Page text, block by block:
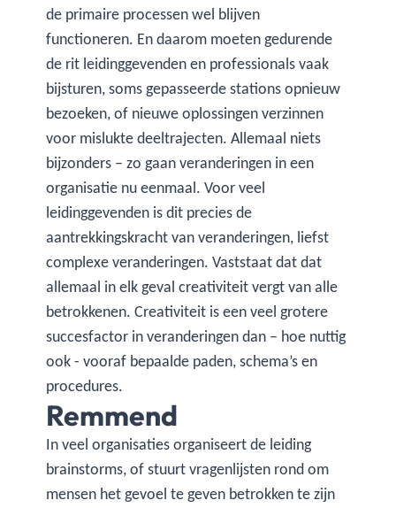
de primaire processen wel blijven
functioneren. En daarom moeten gedurende
de rit leidinggevenden en professionals vaak
bijsturen, soms gepasseerde stations opnieuw
bezoeken, of nieuwe oplossingen verzinnen
voor mislukte deeltrajecten. Allemaal niets
bijzonders – zo gaan veranderingen in een
organisatie nu eenmaal. Voor veel
leidinggevenden is dit precies de
aantrekkingskracht van veranderingen, liefst
complexe veranderingen. Vaststaat dat dat
allemaal in elk geval creativiteit vergt van alle
betrokkenen. Creativiteit is een veel grotere
succesfactor in veranderingen dan – hoe nuttig
ook - vooraf bepaalde paden, schema’s en
procedures.
Remmend
In veel organisaties organiseert de leiding
brainstorms, of stuurt vragenlijsten rond om
mensen het gevoel te geven betrokken te zijn